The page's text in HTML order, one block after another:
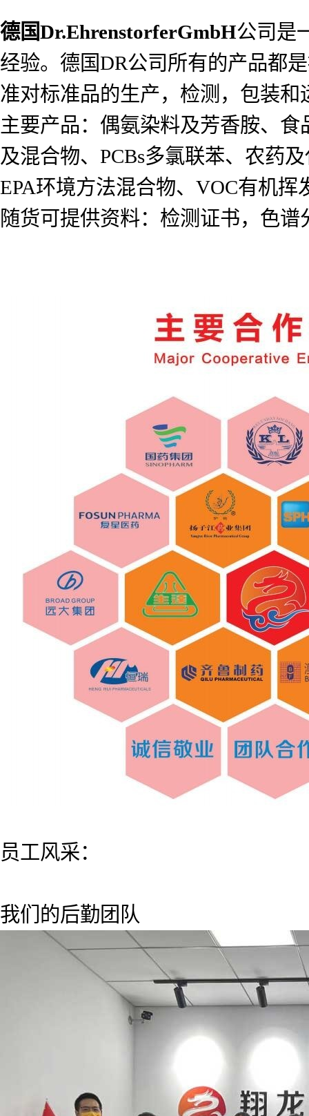
德国Dr.EhrenstorferGmbH公司是
经验。德国DR公司所有的产品都
准对标准品的生产，检测，包装
主要产品：偶氨染料及芳香胺、
及混合物、PCBs多氯联苯、农药
EPA环境方法混合物、VOC有机
随货可提供资料：检测证书，色
员工风采：
我们的后勤团队